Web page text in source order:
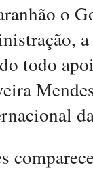
o
a
todo